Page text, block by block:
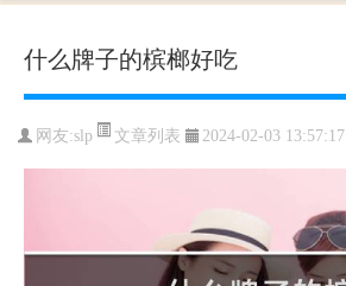
什么牌子的槟榔好吃
网友:slp 文章列表 2024-02-03 13:57:17